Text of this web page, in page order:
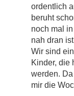
ordentlich
beruht
noch mal
nah dran
Wir sind
Kinder, die
werden.
mir die